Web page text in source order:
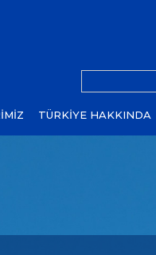
TÜRKİYE HAKKINDA